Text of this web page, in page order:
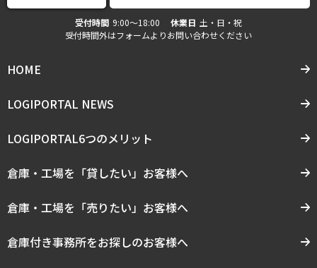
受付時間 9:00〜18:00 休業日 土・日・祝
受付時間外はフォームよりお問い合わせください
HOME
LOGIPORTAL NEWS
LOGIPORTAL6つのメリット
倉庫・工場を「貸したい」お客様へ
倉庫・工場を「売りたい」お客様へ
倉庫付き事務所をお探しのお客様へ